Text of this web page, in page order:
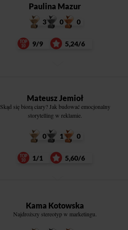
Paulina Mazur
3 0 0
9/9 5,24/6
Mateusz Jemioł
Skąd się biorą ciary? Jak budować emocjonalny
storytelling w reklamie.
0 1 0
1/1 5,60/6
Kama Kotowska
Najdroższy stereotyp w marketingu.